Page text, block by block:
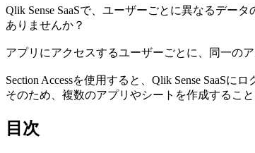
Qlik Sense SaaSで、ユーザーごとに異なるデー
ありませんか？
アプリにアクセスするユーザーごとに、同一の
Section Accessを使用すると、Qlik Sense SaaS
そのため、複数のアプリやシートを作成するこ
目次